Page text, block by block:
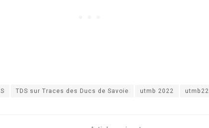
TDS sur Traces des Ducs de Savoie utmb 2022 utmb22